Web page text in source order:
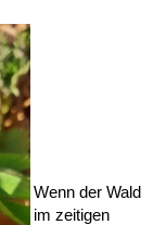
Wenn der Wald
im zeitigen